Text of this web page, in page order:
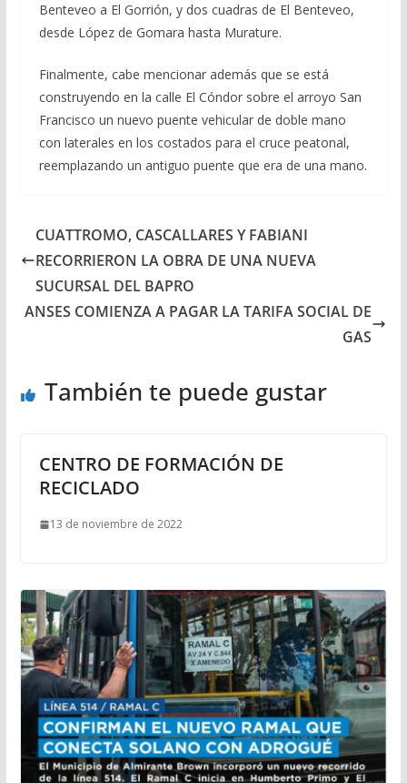
Benteveo a El Gorrión, y dos cuadras de El Benteveo,
desde López de Gomara hasta Murature.
Finalmente, cabe mencionar además que se está
construyendo en la calle El Cóndor sobre el arroyo San
Francisco un nuevo puente vehicular de doble mano
con laterales en los costados para el cruce peatonal,
reemplazando un antiguo puente que era de una mano.
CUATTROMO, CASCALLARES Y FABIANI
RECORRIERON LA OBRA DE UNA NUEVA
SUCURSAL DEL BAPRO
ANSES COMIENZA A PAGAR LA TARIFA SOCIAL DE
GAS
También te puede gustar
CENTRO DE FORMACIÓN DE
RECICLADO
13 de noviembre de 2022